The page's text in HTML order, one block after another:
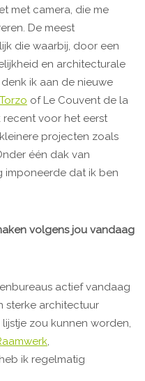
met camera, die me
De meest
die waarbij, door een
en architecturale
ik aan de nieuwe
of Le Couvent de la
recent voor het eerst
projecten zoals
één dak van
imponeerde dat ik ben
volgens jou vandaag
actief vandaag
sterke architectuur
zou kunnen worden,
,
ik regelmatig